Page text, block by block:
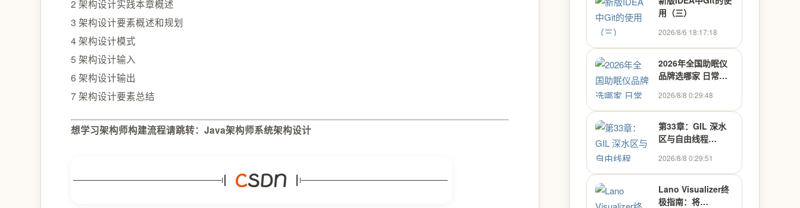
2 架构设计实践本章概述
3 架构设计要素概述和规划
4 架构设计模式
5 架构设计输入
6 架构设计输出
7 架构设计要素总结
想学习架构师构建流程请跳转：Java架构师系统架构设计
用（三）
2026/8/6 18:17:18
2026年全国助眠仪
品牌选哪家 日常助
跑123
2026/8/8 0:29:48
第33章：GIL 深水
区与自由线程
——并发前沿
2026/8/8 0:29:51
Lano Visualizer终
极指南：将